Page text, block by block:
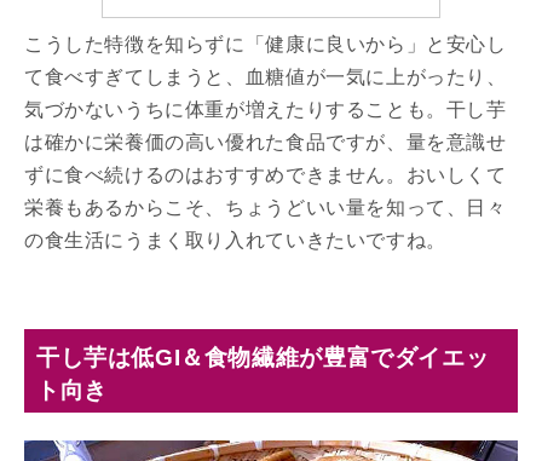
こうした特徴を知らずに「健康に良いから」と安心し
て食べすぎてしまうと、血糖値が一気に上がったり、
気づかないうちに体重が増えたりすることも。干し芋
は確かに栄養価の高い優れた食品ですが、量を意識せ
ずに食べ続けるのはおすすめできません。おいしくて
栄養もあるからこそ、ちょうどいい量を知って、日々
の食生活にうまく取り入れていきたいですね。
干し芋は低GI＆食物繊維が豊富でダイエッ
ト向き